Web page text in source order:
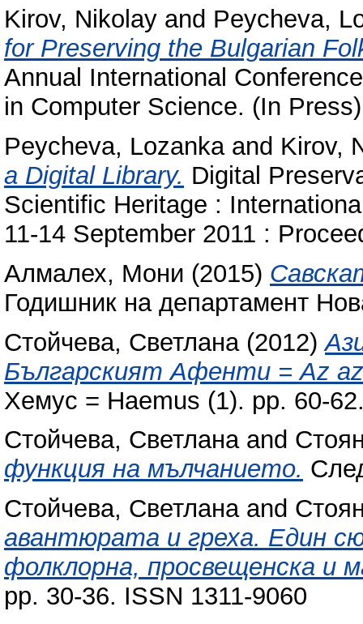
Kirov, Nikolay and Peycheva,
for Preserving the Bulgarian
Annual International
in Computer Science. (In Press)
Peycheva, Lozankaand Kirov,
a Digital Library. Digital
Scientific Heritage :
11-14 September 2011 :
Алмалех, Мони (2015)
Годишник на департамент
Стойчева, Светлана(2012)
Българският Афенти = Az
Хемус = Haemus (1). pp. 60-
Стойчева, Светланаand
функция на мълчанието.
Стойчева, Светланаand
авантюрата и греха. Един
фолклорна, просвещенска и
pp. 30-36. ISSN 1311-9060